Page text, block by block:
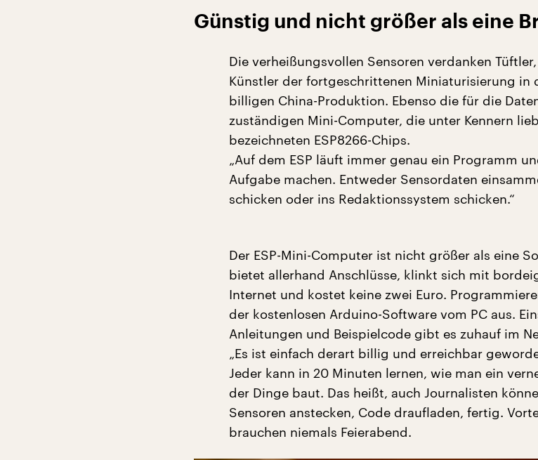
Günstig und nicht größer als eine
Die verheißungsvollen Sensoren verdanken
Künstler der fortgeschrittenen Miniaturisierung in
billigen China-Produktion. Ebenso die für die
zuständigen Mini-Computer, die unter Kennern
bezeichneten ESP8266-Chips.
„Auf dem ESP läuft immer genau ein Programm
Aufgabe machen. Entweder Sensordaten
schicken oder ins Redaktionssystem schicken.“
Der ESP-Mini-Computer ist nicht größer als eine
bietet allerhand Anschlüsse, klinkt sich mit
Internet und kostet keine zwei Euro.
der kostenlosen Arduino-Software vom PC aus.
Anleitungen und Beispielcode gibt es zuhauf im
„Es ist einfach derart billig und erreichbar
Jeder kann in 20 Minuten lernen, wie man ein
der Dinge baut. Das heißt, auch Journalisten
Sensoren anstecken, Code draufladen, fertig.
brauchen niemals Feierabend.